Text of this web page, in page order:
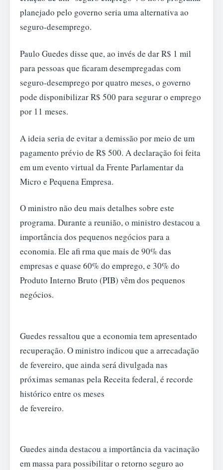
planejado pelo governo seria uma alternativa ao
seguro-desemprego.
Paulo Guedes disse que, ao invés de dar R$ 1 mil
para pessoas que ficaram desempregadas com
seguro-desemprego por quatro meses, o governo
pode disponibilizar R$ 500 para segurar o emprego
por 11 meses.
A ideia seria de evitar a demissão por meio de um
pagamento prévio de R$ 500. A declaração foi feita
em um evento virtual da Frente Parlamentar da
Micro e Pequena Empresa.
O ministro não deu mais detalhes sobre este
programa. Durante a reunião, o ministro destacou a
importância dos pequenos negócios para a
economia. Ele afi rma que mais de 90% das
empresas e quase 60% do emprego, e 30% do
Produto Interno Bruto (PIB) vêm dos pequenos
negócios.
Guedes ressaltou que a economia tem apresentado
recuperação. O ministro indicou que a arrecadação
de fevereiro, que ainda será divulgada nas
próximas semanas pela Receita federal, é recorde
histórico entre os meses
de fevereiro.
Guedes ainda destacou a importância da vacinação
em massa para possibilitar o retorno seguro ao